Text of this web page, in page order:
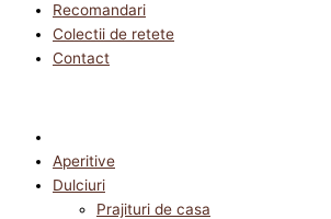
Recomandari
Colectii de retete
Contact
Aperitive
Dulciuri
Prajituri de casa